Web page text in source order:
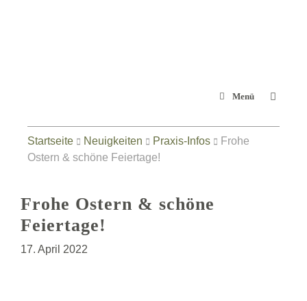
Menü
Startseite Neuigkeiten Praxis-Infos
Frohe
Ostern & schöne Feiertage!
Frohe Ostern & schöne
Feiertage!
17. April 2022